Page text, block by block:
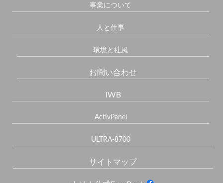
事業について
人と仕事
環境と社風
お問い合わせ
IWB
ActivPanel
ULTRA-8700
サイトマップ